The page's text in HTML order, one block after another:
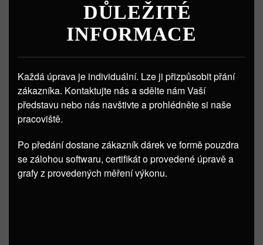
DŮLEŽITÉ
INFORMACE
Každá úprava je individuální. Lze ji přizpůsobit přání
zákazníka. Kontaktujte nás a sdělte nám Vaší
představu nebo nás navštivte a prohlédněte si naše
pracoviště.
Po předání dostane zákazník dárek ve formě pouzdra
se zálohou softwaru, certifikát o provedené úpravě a
grafy z provedených měření výkonu.